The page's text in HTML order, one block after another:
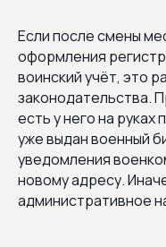
Если после смены
оформления
воинский учёт, это
законодательства.
есть у него на
уже выдан военный
уведомления
новому адресу.
административное